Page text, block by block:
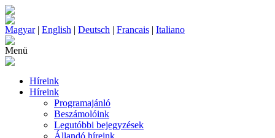
Magyar| English | Deutsch | Francais | Italiano
Menü
Híreink
Híreink
Programajánló
Beszámolóink
Legutóbbi bejegyzések
Állandó híreink